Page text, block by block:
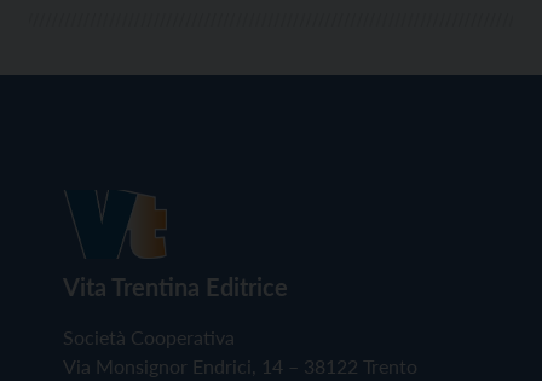
Vita Trentina Editrice
Società Cooperativa
Via Monsignor Endrici, 14 – 38122 Trento